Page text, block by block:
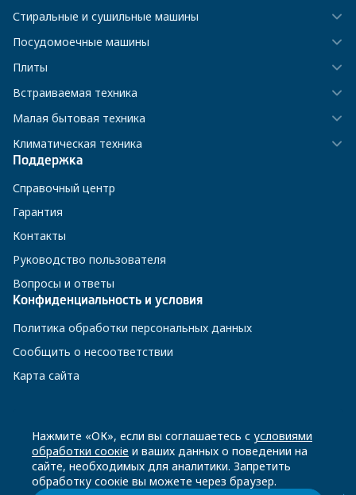
Стиральные и сушильные машины
Посудомоечные машины
Плиты
Встраиваемая техника
Малая бытовая техника
Климатическая техника
Поддержка
Справочный центр
Гарантия
Контакты
Руководство пользователя
Вопросы и ответы
Конфиденциальность и условия
Политика обработки персональных данных
Сообщить о несоответствии
Карта сайта
8 800 200-23-56
Чат-бот в Телеграм
Нажмите «ОК», если вы соглашаетесь с условиями
обработки соокіе и ваших данных о поведении на
сайте, необходимых для аналитики. Запретить
обработку соокіе вы можете через браузер.